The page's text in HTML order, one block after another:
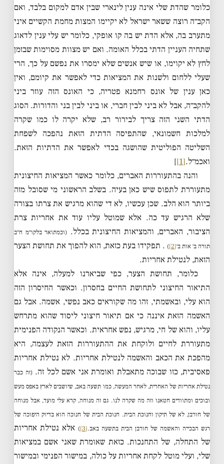
כלומר שהדת שלי אינה ענין לינארי שבין אדם למקום בלבד, ואם
הקב״ה רוצה ששאר ישראל לא יקיימו המצות מחמת הקשיים איני
מתערב בה, אלא הדת יש בה קו אופקי, כלומר יש עלי ענין לדאוג
שתחיה העניין הדתי בכלל האומה. ואם יש מצוות מסוימות שבזמן
לחץ לא יקוימו, או שיש אנשים שלא ימסרו את נפשם על כך, הרי
שעלי ללחום ולשנות את המציאות כדי לאפשר את קיומם, ואין
כאן ענין של אונס רחמנא פטריה, כי האונס הזה עוזר ביני
להקב״ה, אבל לא ביני לבין חברי, או ביני לבין בני והדורות. הסוג
הדתי השני הזה צריך לבירור רב, שלא יקרה לו כמו שקרה
למלכות חשמונאי, שהתפיסה הדתית הזאת נהפכה לשפחת
השליטה הפוליטית שהושגה בכדי לאפשר את הדתיות הזאת.
ואכמ״ל.[1]
]
והנה בהתעוררות האברים, כלומר כאשר המציאות החיצונית
מתעוררת לתפוס שיש כאן בעיה. בשלב הראשוני מי שסובל מזה
ביותר הוא הלב. שכן עכשיו, לא די שהוא מרגיש את צרתו בצורה
שלא הרגיש עד כה. אלא שמוטל עליו עוד את אחריות צרת
הציבור, האברים, והמציאות החיצונית בכלל. (וכמתואר בלקו״מ ח״ב
תורה ב׳ אות ב׳[2]
) . תפקידו בעת כזאת, הוא להפוך את תחושת הצער
הזאת, לנטילת אחריות.
כלומר, תחושת הצער, כפי שביארנו למעלה, אינה אלא
התיאור החיצוני לתחושת החיים בחסרון. וכאשר החיסרון הזה
הוא עלי, ובאשמתי, זהו מה שקוראים כאב נפשי, אשמה. אבל גם
האשמה הזאת איננה כי אם תיאור חיצוני ליסוד שהוא מתרחש
עליו, והוא של חי, מרגיש, נפש אחראית. וכאשר הנקודה הפנימית
מתעוררת לחיים ולוקחת את ההתעוררות הזאת לעצמה, היא
מהפכת את הכאב והאשמה לנטילת אחריות. לא נטילת אחריות
פאסיבית, כזו שבוכה מתאבלת ואומרת אני אשם לכל זה.(זה כבר
נטילת אחריות של האחרית, לאחר המעשה, כמו תשעה באב, שיושבים לארץ באפס מעש
ובוכים ומתוודים חטאנו וזה מה שקרה לנו. גם זה מנוחה, קרא עלי מועד, אבל מנוחה
של חורבן, לא של תיקון וחנוכת הבית. חנוכת הבית של חנוכה הוא בדיוק היפוכה של
רגש הבכייה והאשמה של חורבן הבית בתשעה באב.[3]
) אלא נטילת אחריות
של התחלה, של התחנכות. כזאת שאומרת שאני אשם במציאות
שלי, ועלי מוטל לקחת אחריות על כולה, במישור הפנימי ובמישור